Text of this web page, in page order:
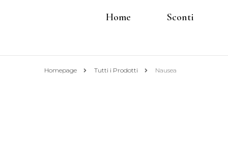
Home Sconti
Homepage Tutti i Prodotti Nausea